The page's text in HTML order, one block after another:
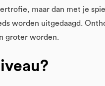
maar dan met je
worden uitgedaagd.
groter worden.